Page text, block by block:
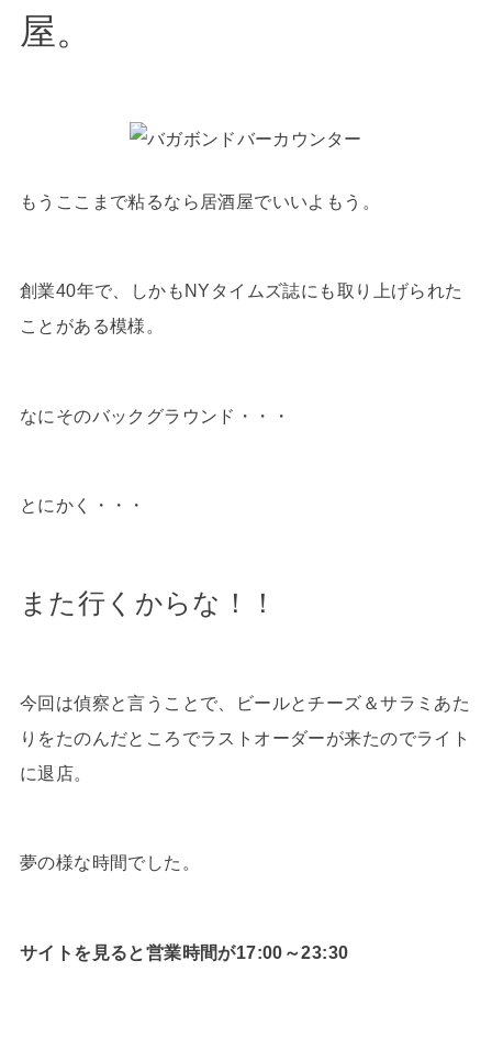
屋。
もうここまで粘るなら居酒屋でいいよもう。
創業40年で、しかもNYタイムズ誌にも取り上げられた
ことがある模様。
なにそのバックグラウンド・・・
とにかく・・・
また行くからな！！
今回は偵察と言うことで、ビールとチーズ＆サラミあた
りをたのんだところでラストオーダーが来たのでライト
に退店。
夢の様な時間でした。
サイトを見ると営業時間が17:00～23:30